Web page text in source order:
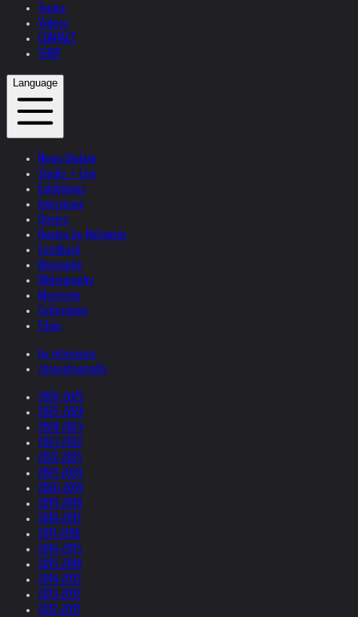
Topics
Videos
CONTACT
SHOP
Language
News Update
Studio + Live
Exhibitions
Interviews
Quotes
Quotes by Helnwein
Feedback
Biography
Bibliography
Museums
Collections
Films
by relevance
chronologically
2026-2025
2025-2024
2024-2023
2023-2022
2022-2021
2021-2020
2020-2019
2019-2018
2018-2017
2017-2016
2016-2015
2015-2014
2014-2013
2013-2012
2012-2011